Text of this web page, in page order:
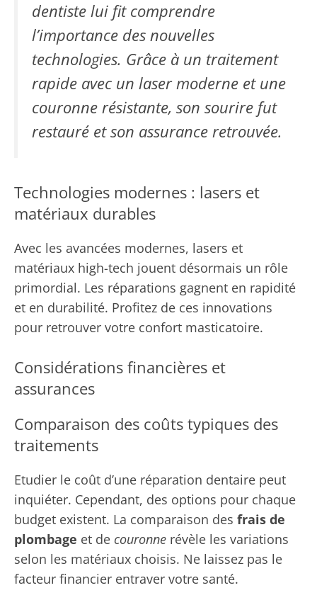
dentiste lui fit comprendre
l’importance des nouvelles
technologies. Grâce à un traitement
rapide avec un laser moderne et une
couronne résistante, son sourire fut
restauré et son assurance retrouvée.
Technologies modernes : lasers et
matériaux durables
Avec les avancées modernes, lasers et
matériaux high-tech jouent désormais un rôle
primordial. Les réparations gagnent en rapidité
et en durabilité. Profitez de ces innovations
pour retrouver votre confort masticatoire.
Considérations financières et
assurances
Comparaison des coûts typiques des
traitements
Etudier le coût d’une réparation dentaire peut
inquiéter. Cependant, des options pour chaque
budget existent. La comparaison des frais de
plombage et de couronne révèle les variations
selon les matériaux choisis. Ne laissez pas le
facteur financier entraver votre santé.